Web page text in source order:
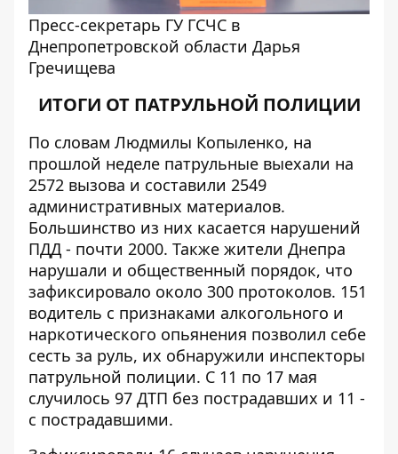
Пресс-секретарь ГУ ГСЧС в
Днепропетровской области Дарья
Гречищева
ИТОГИ ОТ ПАТРУЛЬНОЙ ПОЛИЦИИ
По словам Людмилы Копыленко, на
прошлой неделе патрульные выехали на
2572 вызова и составили 2549
административных материалов.
Большинство из них касается нарушений
ПДД - почти 2000. Также жители Днепра
нарушали и общественный порядок, что
зафиксировало около 300 протоколов. 151
водитель с признаками алкогольного и
наркотического опьянения позволил себе
сесть за руль, их обнаружили инспекторы
патрульной полиции. С 11 по 17 мая
случилось 97 ДТП без пострадавших и 11 -
с пострадавшими.